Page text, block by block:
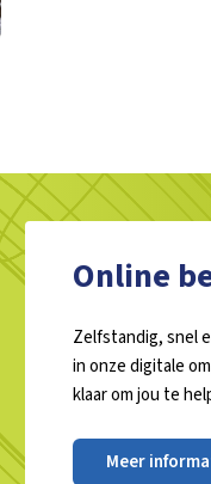
Online
Zelfstandig, snel
in onze digitale
klaar om jou te
Meer